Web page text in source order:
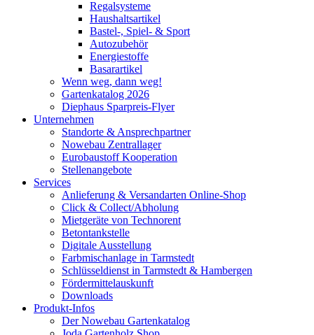
Regalsysteme
Haushaltsartikel
Bastel-, Spiel- & Sport
Autozubehör
Energiestoffe
Basarartikel
Wenn weg, dann weg!
Gartenkatalog 2026
Diephaus Sparpreis-Flyer
Unternehmen
Standorte & Ansprechpartner
Nowebau Zentrallager
Eurobaustoff Kooperation
Stellenangebote
Services
Anlieferung & Versandarten Online-Shop
Click & Collect/Abholung
Mietgeräte von Technorent
Betontankstelle
Digitale Ausstellung
Farbmischanlage in Tarmstedt
Schlüsseldienst in Tarmstedt & Hambergen
Fördermittelauskunft
Downloads
Produkt-Infos
Der Nowebau Gartenkatalog